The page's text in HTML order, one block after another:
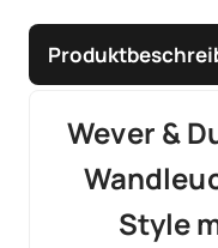
Wever &
Style